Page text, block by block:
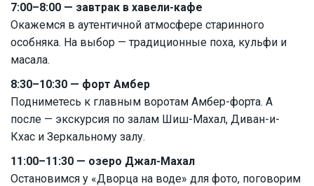
7:00–8:00 — завтрак в хавели-кафе
Окажемся в аутентичной атмосфере старинного
особняка. На выбор — традиционные поха, кульфи и
масала.
8:30–10:30 — форт Амбер
Подниметесь к главным воротам Амбер-форта. А
после — экскурсия по залам Шиш-Махал, Диван-и-
Кхас и Зеркальному залу.
11:00–11:30 — озеро Джал-Махал
Остановимся у «Дворца на воде» для фото, поговорим